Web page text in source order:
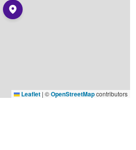
Leaflet | ©OpenStreetMapcontributors